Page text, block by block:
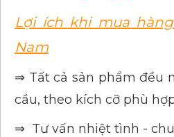
Lợi ích khi mua
Nam
⇒ Tất cả sản phẩm đều
cầu, theo kích cỡ phù
⇒ Tư vấn nhiệt tình -